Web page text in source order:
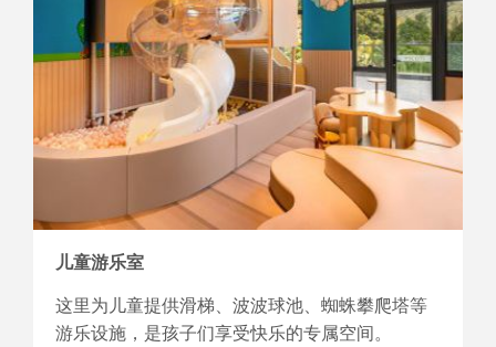
儿童游乐室
这里为儿童提供滑梯、波波球池、蜘蛛攀爬塔等
游乐设施，是孩子们享受快乐的专属空间。